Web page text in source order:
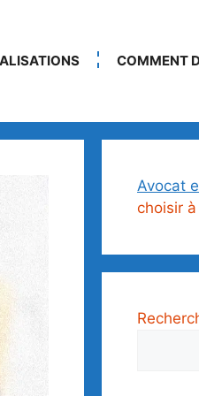
COMMENT
Avocat
choisir